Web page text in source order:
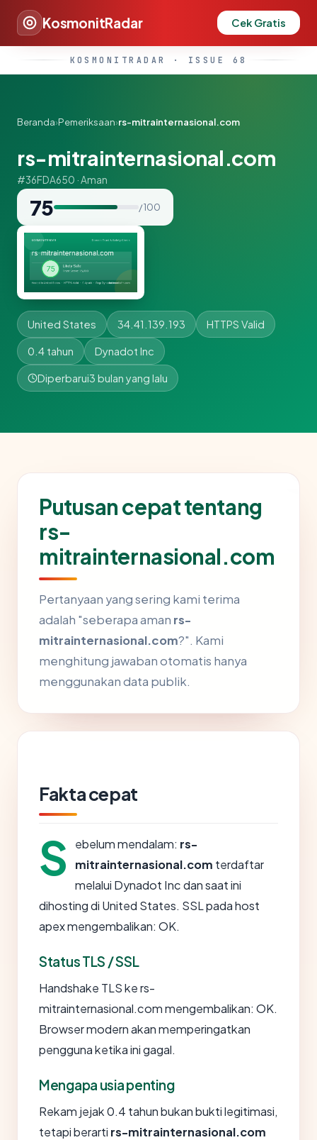
KosmonitRadar Cek Gratis
KOSMONITRADAR · ISSUE 68
Beranda›Pemeriksaan›rs-mitrainternasional.com
rs-mitrainternasional.com
#36FDA650 · Aman
75 / 100
United States 34.41.139.193 HTTPS Valid
0.4 tahun Dynadot Inc
Diperbarui3 bulan yang lalu
Putusan cepat tentang
rs-
mitrainternasional.com
Pertanyaan yang sering kami terima
adalah "seberapa aman rs-
mitrainternasional.com?". Kami
menghitung jawaban otomatis hanya
menggunakan data publik.
Fakta cepat
S ebelum mendalam: rs-
mitrainternasional.com terdaftar
melalui Dynadot Inc dan saat ini
dihosting di United States. SSL pada host
apex mengembalikan: OK.
Status TLS / SSL
Handshake TLS ke rs-
mitrainternasional.com mengembalikan: OK.
Browser modern akan memperingatkan
pengguna ketika ini gagal.
Mengapa usia penting
Rekam jejak 0.4 tahun bukan bukti legitimasi,
tetapi berarti rs-mitrainternasional.com